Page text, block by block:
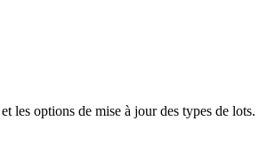
les options de mise à jour des types de lots.